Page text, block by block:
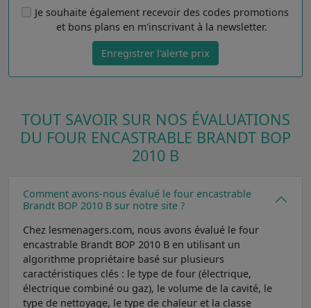
Je souhaite également recevoir des codes promotions
et bons plans en m'inscrivant à la newsletter.
Enregistrer l'alerte prix
TOUT SAVOIR SUR NOS ÉVALUATIONS
DU FOUR ENCASTRABLE BRANDT BOP
2010 B
Comment avons-nous évalué le four encastrable
Brandt BOP 2010 B sur notre site ?
Chez lesmenagers.com, nous avons évalué le four
encastrable Brandt BOP 2010 B en utilisant un
algorithme propriétaire basé sur plusieurs
caractéristiques clés : le type de four (électrique,
électrique combiné ou gaz), le volume de la cavité, le
type de nettoyage, le type de chaleur et la classe